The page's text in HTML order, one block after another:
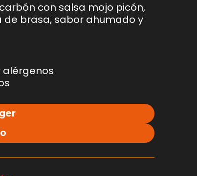
con salsa mojo picón,
brasa, sabor ahumado y
alérgenos